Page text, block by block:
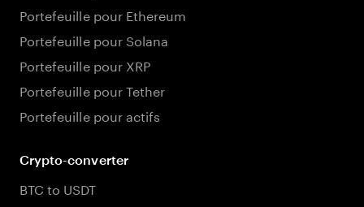
Portefeuille pour Ethereum
Portefeuille pour Solana
Portefeuille pour XRP
Portefeuille pour Tether
Portefeuille pour actifs
Crypto-converter
BTC to USDT